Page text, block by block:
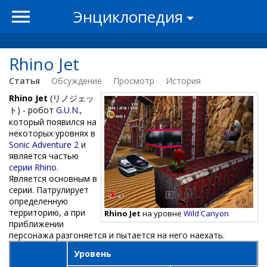
Энциклопедия
Rhino Jet
Статья Обсуждение Просмотр История
Rhino Jet на уровне Wild Canyon
Rhino Jet (リノジェッ
ト) - робот G.U.N.,
который появился на
некоторых уровнях в
Sonic Adventure 2 и
является частью
серии Rhino.
Является основным в
серии. Патрулирует
определенную
территорию, а при
приближении
персонажа разгоняется и пытается на него наехать.
Уровень